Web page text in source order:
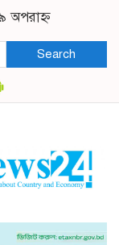
অপরাহ্ন
Search